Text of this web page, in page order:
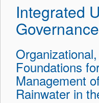
Integrated
Governance
Foundations
Management
Rainwater in